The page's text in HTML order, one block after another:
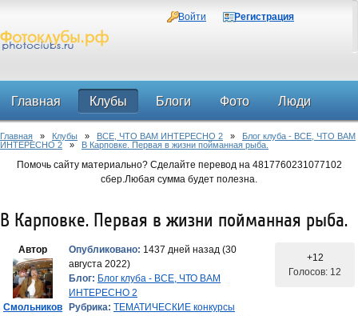
Войти Регистрация
Главная Клубы Блоги Фото Люди
Форум
Главная » Клубы » ВСЕ, ЧТО ВАМ ИНТЕРЕСНО 2 » Блог клуба - ВСЕ, ЧТО ВАМ
ИНТЕРЕСНО 2 » В Карповке. Первая в жизни пойманная рыба.
Помочь сайту материально? Сделайте перевод на 4817760231077102
сбер.Любая сумма будет полезна.
В Карповке. Первая в жизни пойманная рыба.
Автор
Смольников
Опубликовано: 1437 дней назад (30
августа 2022)
Блог: Блог клуба - ВСЕ, ЧТО ВАМ
ИНТЕРЕСНО 2
Рубрика: ТЕМАТИЧЕСКИЕ конкурсы
+12
Голосов: 12